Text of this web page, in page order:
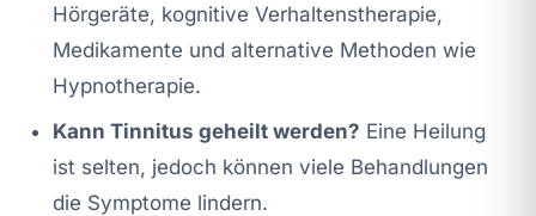
Hörgeräte, kognitive Verhaltenstherapie,
Medikamente und alternative Methoden wie
Hypnotherapie.
Kann Tinnitus geheilt werden? Eine Heilung
ist selten, jedoch können viele Behandlungen
die Symptome lindern.